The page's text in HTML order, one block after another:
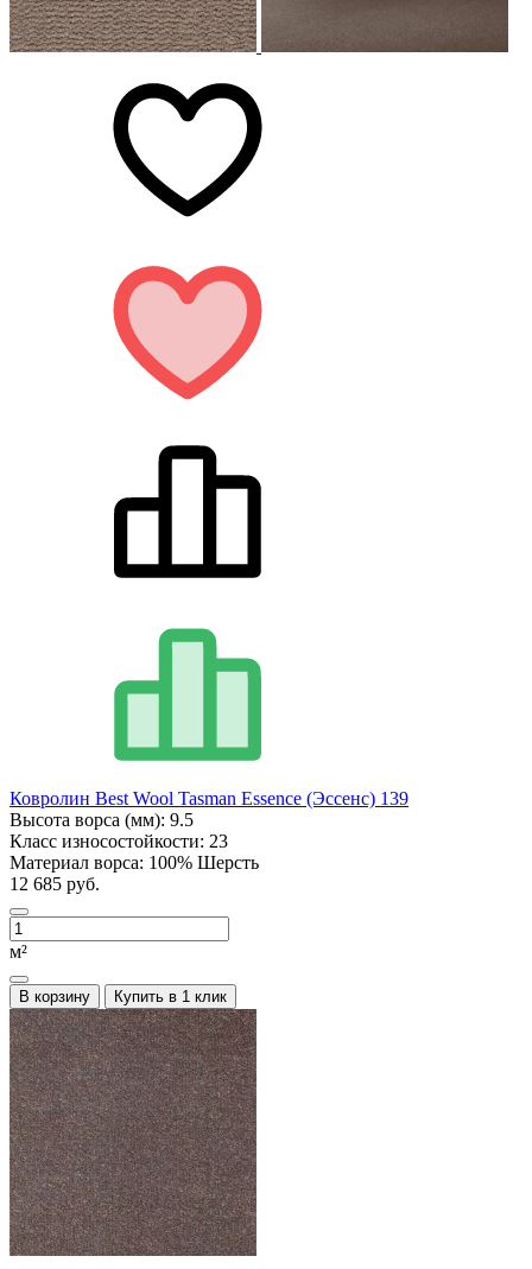
Ковролин Best Wool Tasman Essence (Эссенс) 139
Высота ворса (мм): 9.5
Класс износостойкости: 23
Материал ворса: 100% Шерсть
12 685 руб.
м²
В корзину Купить в 1 клик